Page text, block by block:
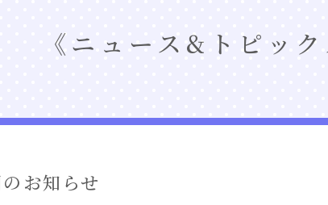
ニュース&トピック
お知らせ